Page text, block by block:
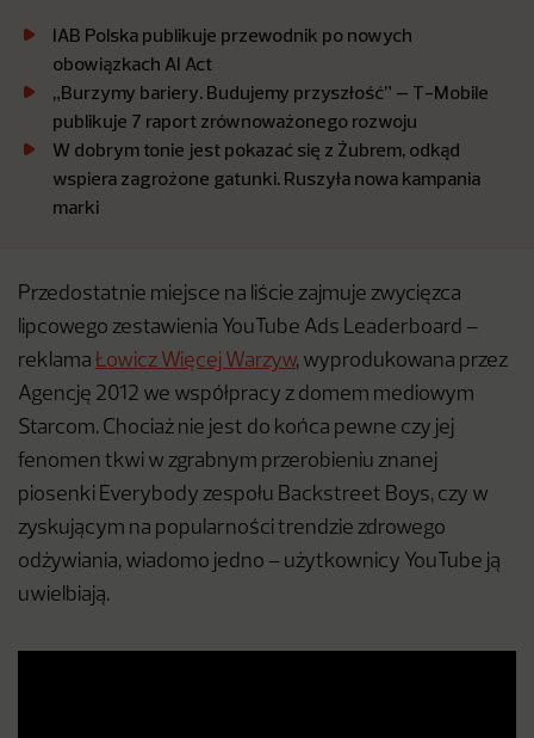
IAB Polska publikuje przewodnik po nowych
obowiązkach AI Act
„Burzymy bariery. Budujemy przyszłość” – T-Mobile
publikuje 7 raport zrównoważonego rozwoju
W dobrym tonie jest pokazać się z Żubrem, odkąd
wspiera zagrożone gatunki. Ruszyła nowa kampania
marki
Przedostatnie miejsce na liście zajmuje zwycięzca
lipcowego zestawienia YouTube Ads Leaderboard –
reklama Łowicz Więcej Warzyw, wyprodukowana przez
Agencję 2012 we współpracy z domem mediowym
Starcom. Chociaż nie jest do końca pewne czy jej
fenomen tkwi w zgrabnym przerobieniu znanej
piosenki Everybody zespołu Backstreet Boys, czy w
zyskującym na popularności trendzie zdrowego
odżywiania, wiadomo jedno – użytkownicy YouTube ją
uwielbiają.